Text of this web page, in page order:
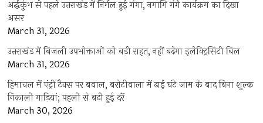
अर्द्धकुंभ से पहले उत्तराखंड में निर्मल हुई गंगा, नमामि गंगे कार्यक्रम का दिखा
असर
March 31, 2026
उत्तराखंड में बिजली उपभोक्ताओं को बड़ी राहत, नहीं बढ़ेगा इलेक्ट्रिसिटी बिल
March 31, 2026
हिमाचल में एंट्री टैक्स पर बवाल, बरोटीवाला में ढाई घंटे जाम के बाद बिना शुल्क
निकाली गाड़ियां; पहली से बढ़ी हुई दरें
March 30, 2026